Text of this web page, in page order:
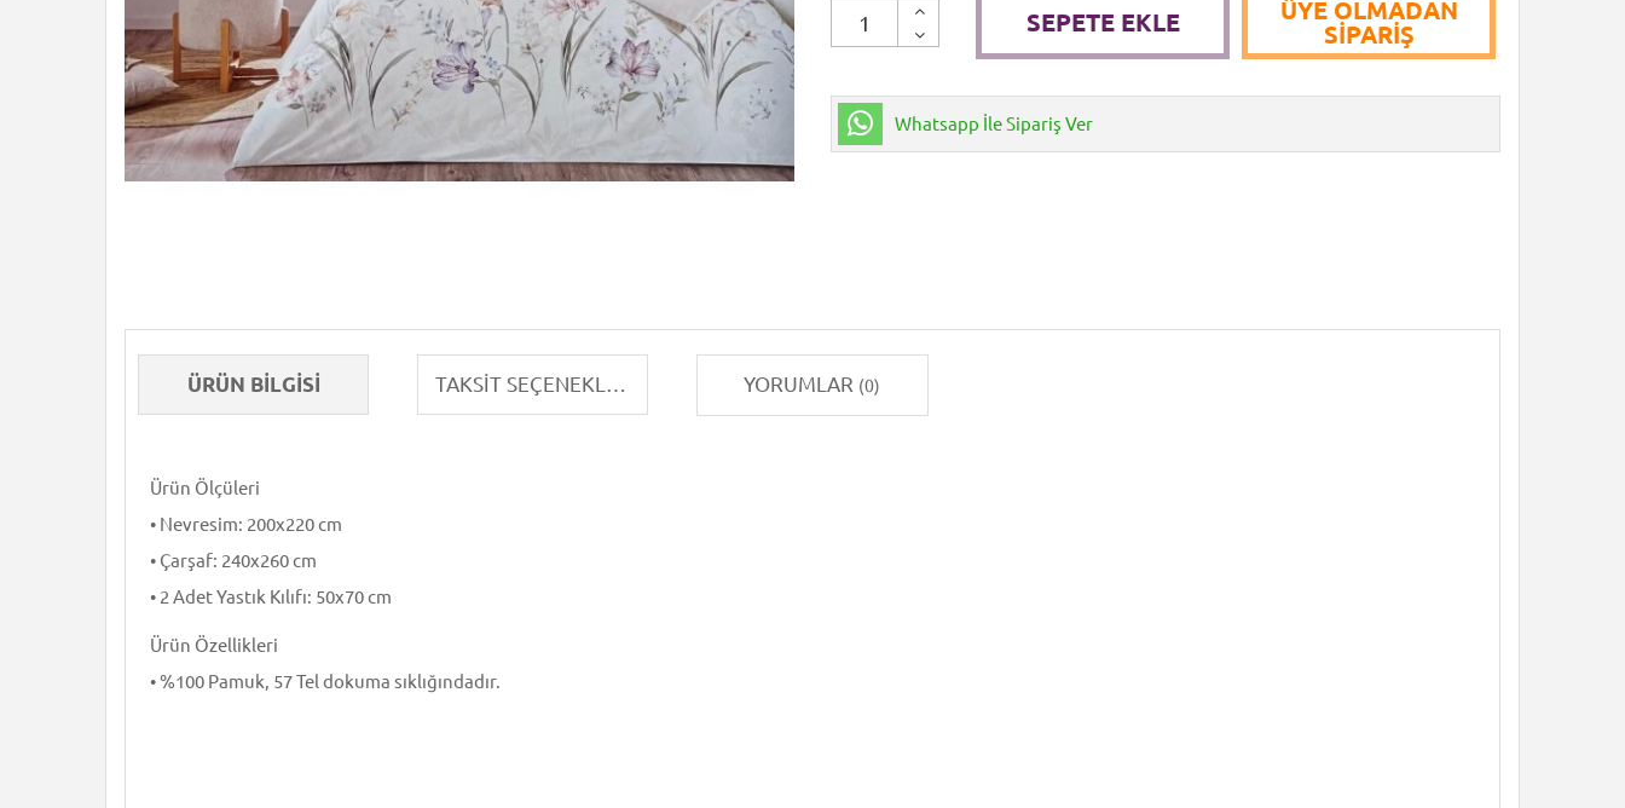
SEPETE EKLE
ÜYE OLMADAN
SIPARIŞ
Whatsapp İle Sipariş Ver
ÜRÜN BILGISI TAKSIT SEÇENEKLERI YORUMLAR (0)
Ürün Ölçüleri
• Nevresim: 200x220 cm
• Çarşaf: 240x260 cm
• 2 Adet Yastık Kılıfı: 50x70 cm
Ürün Özellikleri
• %100 Pamuk, 57 Tel dokuma sıklığındadır.